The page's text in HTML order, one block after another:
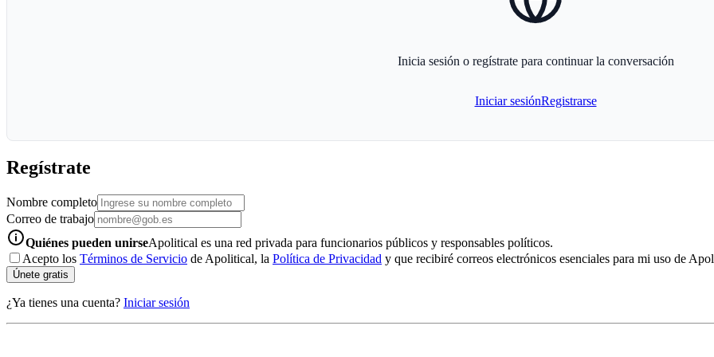
Inicia sesión o regístrate para continuar la conversación
Iniciar sesiónRegistrarse
Regístrate
Nombre completo
Correo de trabajo
Quiénes pueden unirseApolitical es una red privada para funcionarios públicos y responsables políticos.
Acepto los Términos de Servicio de Apolitical, la Política de Privacidad y que recibiré correos electrónicos esenciales para mi uso de
Únete gratis
¿Ya tienes una cuenta? Iniciar sesión